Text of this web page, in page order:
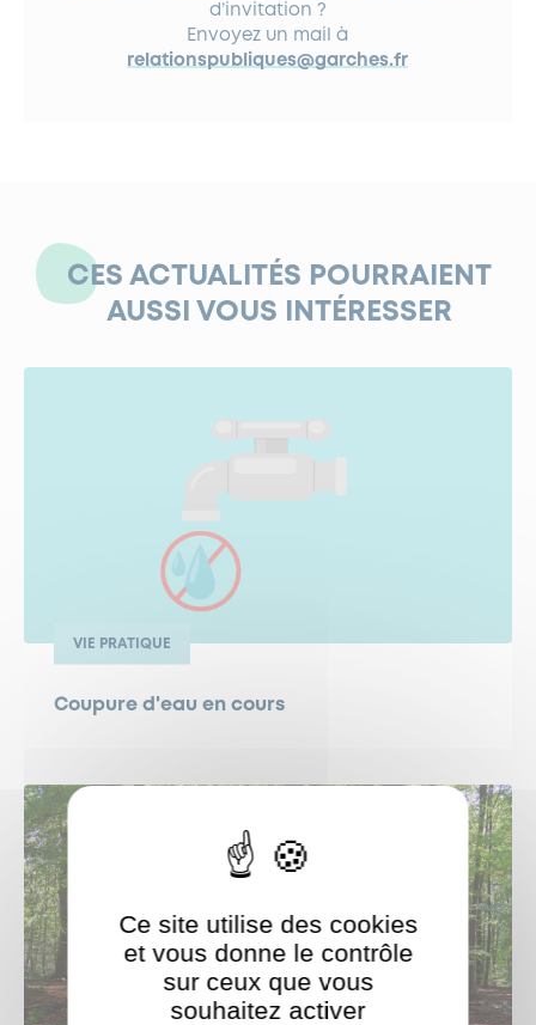
d’invitation ?
Envoyez un mail à
relationspubliques@garches.fr
CES ACTUALITÉS POURRAIENT
AUSSI VOUS INTÉRESSER
VIE PRATIQUE
Coupure d'eau en cours
ShareThis est désactivé.
Ce site utilise des cookies
et vous donne le contrôle
sur ceux que vous
souhaitez activer